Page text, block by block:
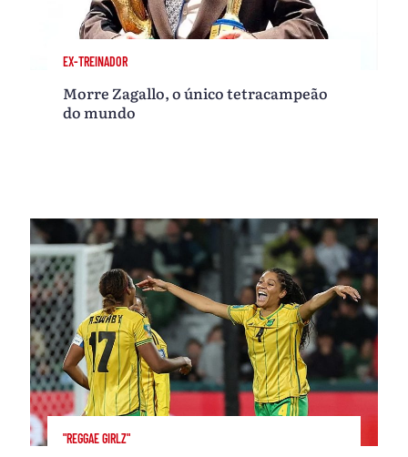
EX-TREINADOR
Morre Zagallo, o único tetracampeão
do mundo
"REGGAE GIRLZ"